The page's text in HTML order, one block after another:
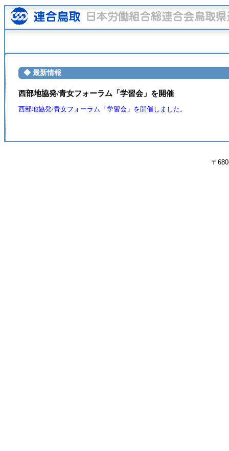
◆ 最新情報
西部地協発/青女フォーラム「学習会」を開催
西部地協発/青女フォーラム「学習会」を開催しました。
〒